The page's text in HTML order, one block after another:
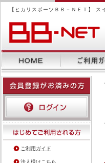
【ヒカリスポーツＢＢ－ＮＥＴ】
ご利用ガイド
法人様はこちら